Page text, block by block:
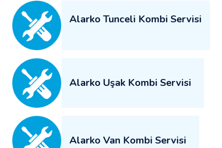
Alarko Tunceli Kombi Servisi
Alarko Uşak Kombi Servisi
Alarko Van Kombi Servisi